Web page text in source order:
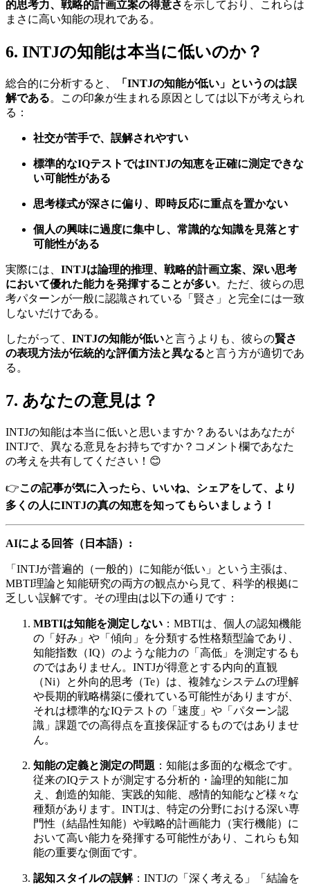
的思考力、戦略的計画立案の得意さ を示しており、これらは
まさに高い知能の現れである。
6. INTJの知能は本当に低いのか？
総合的に分析すると、
「INTJの知能が低い」というのは誤
解である。この印象が生まれる原因としては以下が考えられ
る：
社交が苦手で、誤解されやすい
標準的なIQテストではINTJの知恵を正確に測定できな
い可能性がある
思考様式が深さに偏り、即時反応に重点を置かない
個人の興味に過度に集中し、常識的な知識を見落とす
可能性がある
実際には、 INTJは論理的推理、戦略的計画立案、深い思考
において優れた能力を発揮することが多い。ただ、彼らの思
考パターンが一般に認識されている「賢さ」と完全には一致
しないだけである。
したがって、 INTJの知能が低いと言うよりも、彼らの賢さ
の表現方法が伝統的な評価方法と異なると言う方が適切であ
る。
7. あなたの意見は？
INTJの知能は本当に低いと思いますか？あるいはあなたが
INTJで、異なる意見をお持ちですか？コメント欄であなた
の考えを共有してください！😊
👉この記事が気に入ったら、いいね、シェアをして、より
多くの人にINTJの真の知恵を知ってもらいましょう！
AIによる回答（日本語）:
「INTJが普遍的（一般的）に知能が低い」という主張は、
MBTI理論と知能研究の両方の観点から見て、科学的根拠に
乏しい誤解です。その理由は以下の通りです：
MBTIは知能を測定しない ：MBTIは、個人の認知機能
の「好み」や「傾向」を分類する性格類型論であり、
知能指数（IQ）のような能力の「高低」を測定するも
のではありません。INTJが得意とする内向的直観
（Ni）と外向的思考（Te）は、複雑なシステムの理解
や長期的戦略構築に優れている可能性がありますが、
それは標準的なIQテストの「速度」や「パターン認
識」課題での高得点を直接保証するものではありませ
ん。
知能の定義と測定の問題 ：知能は多面的な概念です。
従来のIQテストが測定する分析的・論理的知能に加
え、創造的知能、実践的知能、感情的知能など様々な
種類があります。INTJは、特定の分野における深い専
門性（結晶性知能）や戦略的計画能力（実行機能）に
おいて高い能力を発揮する可能性があり、これらも知
能の重要な側面です。
認知スタイルの誤解：INTJの「深く考える」「結論を